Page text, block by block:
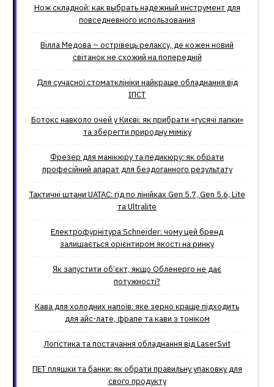
Нож складной: как выбрать надёжный инструмент для
повседневного использования
Вілла Медова – острівець релаксу, де кожен новий
світанок не схожий на попередній
Для сучасної стоматклініки найкраще обладнання від
ІПСТ
Ботокс навколо очей у Києві: як прибрати «гусячі лапки»
та зберегти природну міміку
Фрезер для манікюру та педикюру: як обрати
професійний апарат для бездоганного результату
Тактичні штани UATAC: гід по лінійках Gen 5.7, Gen 5.6, Lite
та Ultralite
Електрофурнітура Schneider: чому цей бренд
залишається орієнтиром якості на ринку
Як запустити об’єкт, якщо Обленерго не дає
потужності?
Кава для холодних напоїв: яке зерно краще підходить
для айс-лате, фрапе та кави з тоніком
Логістика та постачання обладнання від LaserSvit
ПЕТ пляшки та банки: як обрати правильну упаковку для
свого продукту